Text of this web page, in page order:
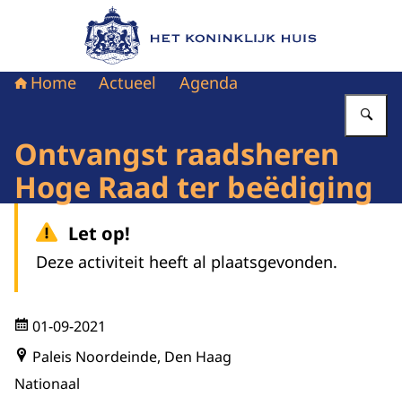
Naar de homepage van Het Koninklijk Huis
Home Actueel Agenda
Ontvangst raadsheren
Hoge Raad ter beëdiging
Let op!
Deze activiteit heeft al plaatsgevonden.
01-09-2021
Paleis Noordeinde, Den Haag
Nationaal